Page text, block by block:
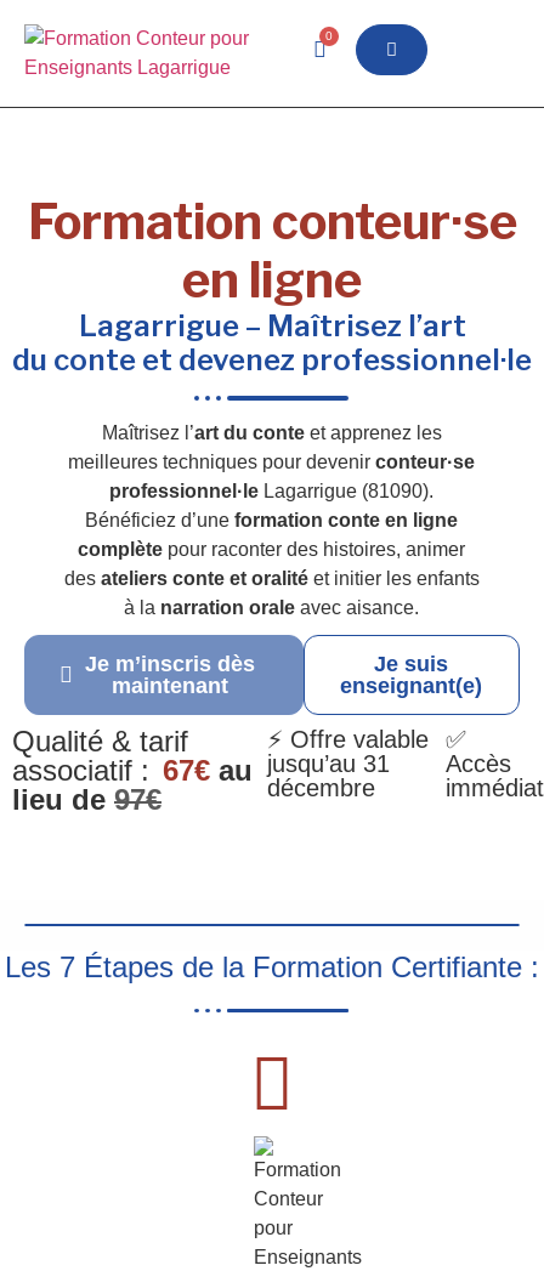
0
Formation conteur·se
en ligne
Lagarrigue – Maîtrisez l’art
du conte et devenez professionnel·le
Maîtrisez l’art du conteet apprenez les
meilleures techniques pour devenirconteur·se
professionnel·le Lagarrigue (81090).
Bénéficiez d’uneformation conte en ligne
complète pour raconter des histoires, animer
des ateliers conte et oralitéet initier les enfants
à la narration orale avec aisance.
Je m’inscris dès
maintenant
Je suis
enseignant(e)
Qualité & tarif
associatif : 67€ au
lieu de 97€
⚡ Offre valable
jusqu’au 31
décembre
✅
Accès
immédiat
Les 7 Étapes de la Formation Certifiante :